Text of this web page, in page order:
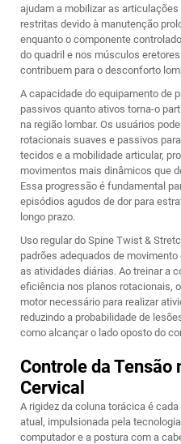
ajudam a mobilizar as
restritas devido à manutenção
enquanto o componente
do quadril e nos músculos
contribuem para o desconforto
A capacidade do equipamento de
passivos quanto ativos torna-o
na região lombar. Os usuários
rotacionais suaves e passivos
tecidos e a mobilidade articular,
movimentos mais dinâmicos que
Essa progressão é fundamental
episódios agudos de dor para
longo prazo.
Uso regular do Spine Twist &
padrões adequados de
as atividades diárias. Ao treinar a
eficiência nos planos rotacionais,
motor necessário para realizar
reduzindo a probabilidade de
como alcançar o lado oposto do
Controle da Tensão
Cervical
A rigidez da coluna torácica é
atual, impulsionada pela
computador e a postura com a